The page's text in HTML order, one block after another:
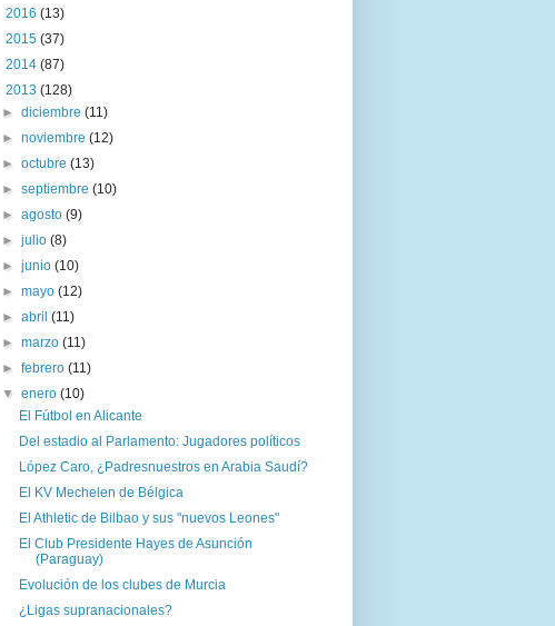
2016 (13)
2015 (37)
2014 (87)
2013 (128)
►diciembre(11)
►noviembre(12)
►octubre(13)
►septiembre(10)
►agosto(9)
►julio(8)
►junio(10)
►mayo(12)
►abril(11)
►marzo(11)
►febrero(11)
▼enero(10)
El Fútbol en Alicante
Del estadio al Parlamento: Jugadores políticos
López Caro, ¿Padresnuestros en Arabia Saudí?
El KV Mechelen de Bélgica
El Athletic de Bilbao y sus "nuevos Leones"
El Club Presidente Hayes de Asunción
(Paraguay)
Evolución de los clubes de Murcia
¿Ligas supranacionales?